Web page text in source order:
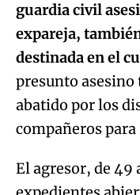
guardia civil
expareja,
destinada en el
presunto
abatido por los
compañeros
El agresor, de 49